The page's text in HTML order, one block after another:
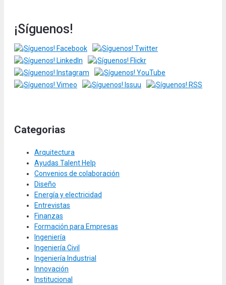
¡Síguenos!
Categorias
Arquitectura
Ayudas Talent Help
Convenios de colaboración
Diseño
Energía y electricidad
Entrevistas
Finanzas
Formación para Empresas
Ingeniería
Ingeniería Civil
Ingeniería Industrial
Innovación
Institucional